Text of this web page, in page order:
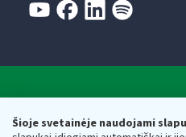
Šioje svetainėje naudojami
Respublikos finansų